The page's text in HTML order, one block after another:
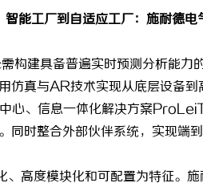
智能工厂到自适应工厂：施耐德电
需构建具备普遍实时预测分析能力
仿真与AR技术实现从底层设备到
心、信息一体化解决方案
同时整合外部伙伴系统，实现端
、高度模块化和可配置为特征。